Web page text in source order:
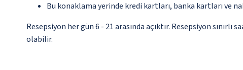
Bu konaklama yerinde kredi kartları, banka kartları ve
Resepsiyon her gün 6 - 21 arasında açıktır. Resepsiyon
olabilir.